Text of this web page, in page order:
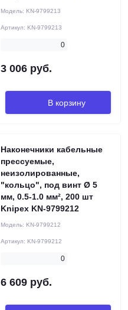
Модель: KN-9799213
Артикул: KN-9799213
0
3 006 руб.
В корзину
Наконечники кабельные
прессуемые,
неизолированные,
"кольцо", под винт Ø 5
мм, 0.5-1.0 мм², 200 шт
Knipex KN-9799212
Модель: KN-9799212
Артикул: KN-9799212
0
6 609 руб.